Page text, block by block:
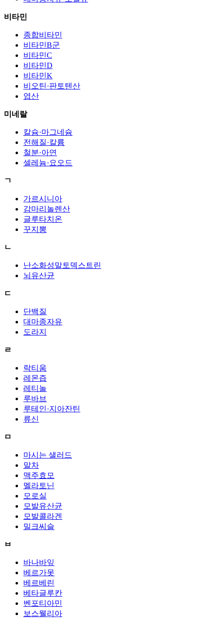
비타민
종합비타민
비타민B군
비타민C
비타민D
비타민K
비오틴·판토텐산
엽산
미네랄
칼슘·마그네슘
전해질·칼륨
철분·아연
셀레늄·요오드
ㄱ
가르시니아
감마리놀렌산
글루타치온
꾸지뽕
ㄴ
난소화성말토덱스트린
뇌유산균
ㄷ
단백질
대마종자유
도라지
ㄹ
락티움
레몬즙
레티놀
루바브
루테인·지아잔틴
류신
ㅁ
마시는 샐러드
말차
맥주효모
멜라토닌
모로실
모발유산균
모발콜라겐
밀크씨슬
ㅂ
바나바잎
베르가못
베르베린
베타글루칸
벤포티아민
보스웰리아